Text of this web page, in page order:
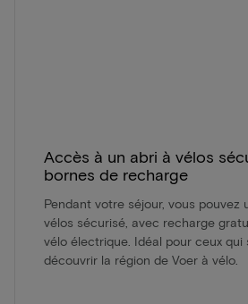
Accès à un abri à vélos
bornes de recharge
Pendant votre séjour, vous pouvez
vélos sécurisé, avec recharge
vélo électrique. Idéal pour ceux qui
découvrir la région de Voer à vélo.